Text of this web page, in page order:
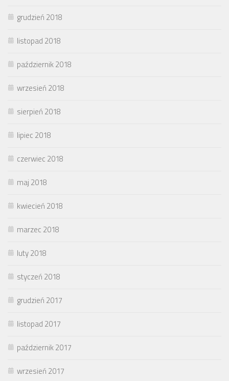
grudzień 2018
listopad 2018
październik 2018
wrzesień 2018
sierpień 2018
lipiec 2018
czerwiec 2018
maj 2018
kwiecień 2018
marzec 2018
luty 2018
styczeń 2018
grudzień 2017
listopad 2017
październik 2017
wrzesień 2017